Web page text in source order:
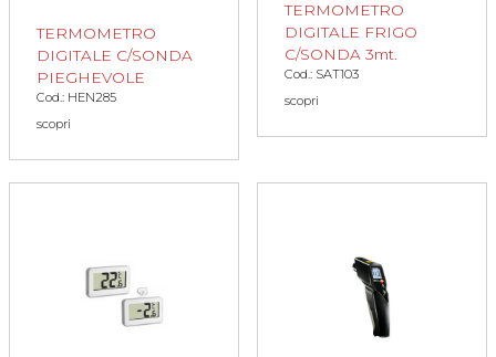
TERMOMETRO
DIGITALE C/SONDA
PIEGHEVOLE
Cod.: HEN285
scopri
TERMOMETRO
DIGITALE FRIGO
C/SONDA 3mt.
Cod.: SAT103
scopri